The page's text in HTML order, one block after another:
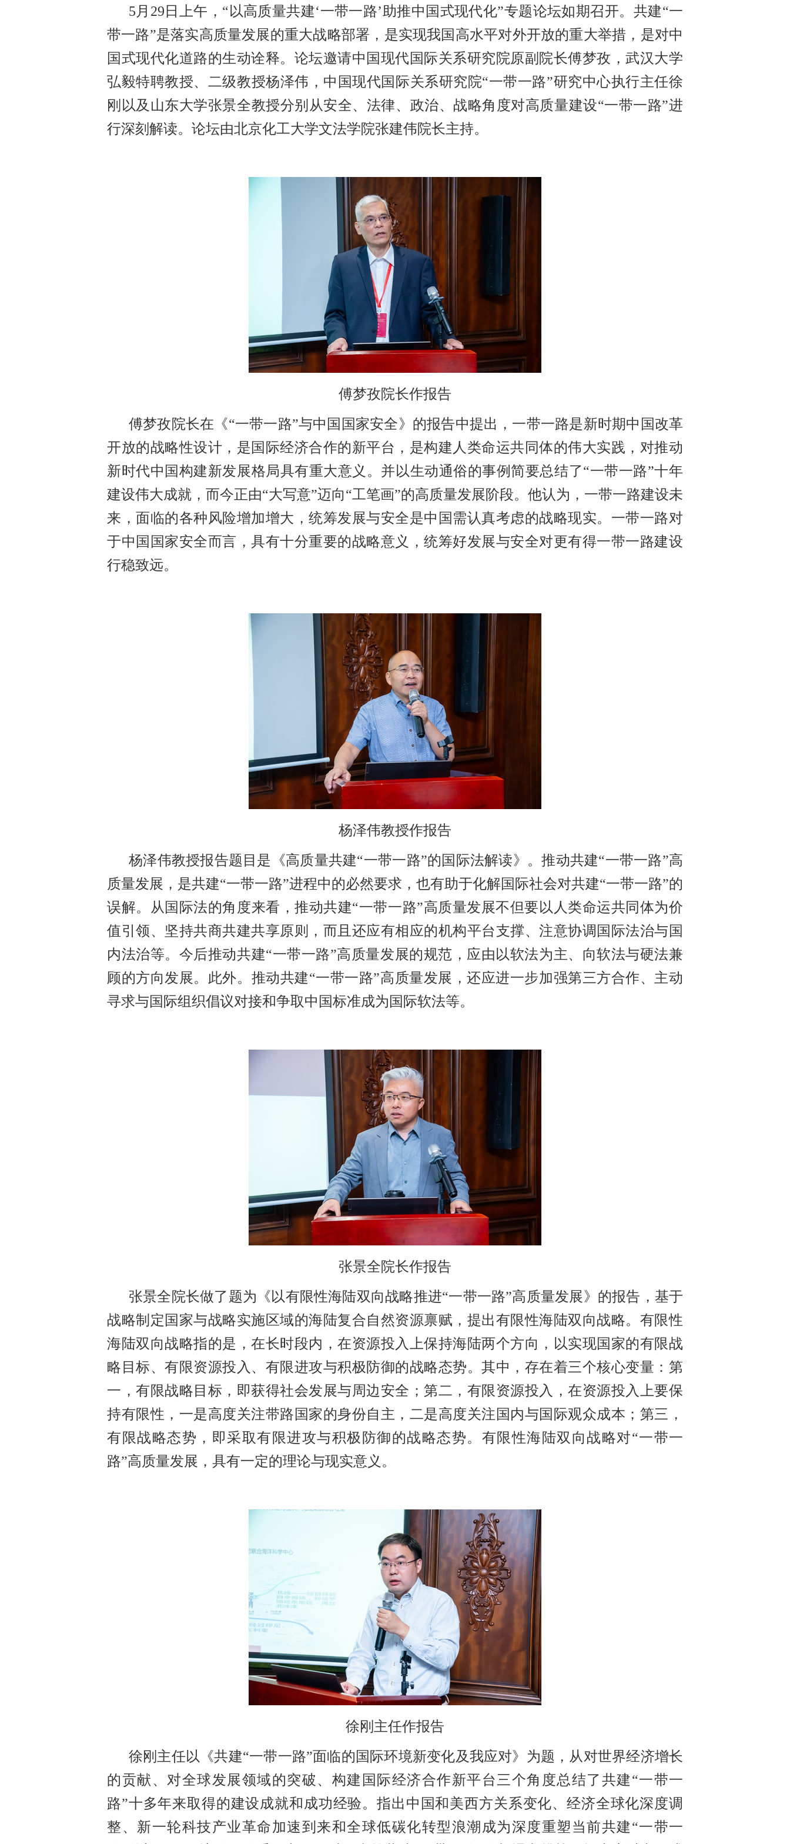
5月29日上午，“以高质量共建‘一带一路’助推中国式现代化”专题论坛如期召开。共建“一
带一路”是落实高质量发展的重大战略部署，是实现我国高水平对外开放的重大举措，是对中
国式现代化道路的生动诠释。论坛邀请中国现代国际关系研究院原副院长傅梦孜，武汉大学
弘毅特聘教授、二级教授杨泽伟，中国现代国际关系研究院“一带一路”研究中心执行主任徐
刚以及山东大学张景全教授分别从安全、法律、政治、战略角度对高质量建设“一带一路”进
行深刻解读。论坛由北京化工大学文法学院张建伟院长主持。
傅梦孜院长作报告
傅梦孜院长在《“一带一路”与中国国家安全》的报告中提出，一带一路是新时期中国改革
开放的战略性设计，是国际经济合作的新平台，是构建人类命运共同体的伟大实践，对推动
新时代中国构建新发展格局具有重大意义。并以生动通俗的事例简要总结了“一带一路”十年
建设伟大成就，而今正由“大写意”迈向“工笔画”的高质量发展阶段。他认为，一带一路建设未
来，面临的各种风险增加增大，统筹发展与安全是中国需认真考虑的战略现实。一带一路对
于中国国家安全而言，具有十分重要的战略意义，统筹好发展与安全对更有得一带一路建设
行稳致远。
杨泽伟教授作报告
杨泽伟教授报告题目是《高质量共建“一带一路”的国际法解读》。推动共建“一带一路”高
质量发展，是共建“一带一路”进程中的必然要求，也有助于化解国际社会对共建“一带一路”的
误解。从国际法的角度来看，推动共建“一带一路”高质量发展不但要以人类命运共同体为价
值引领、坚持共商共建共享原则，而且还应有相应的机构平台支撑、注意协调国际法治与国
内法治等。今后推动共建“一带一路”高质量发展的规范，应由以软法为主、向软法与硬法兼
顾的方向发展。此外。推动共建“一带一路”高质量发展，还应进一步加强第三方合作、主动
寻求与国际组织倡议对接和争取中国标准成为国际软法等。
张景全院长作报告
张景全院长做了题为《以有限性海陆双向战略推进“一带一路”高质量发展》的报告，基于
战略制定国家与战略实施区域的海陆复合自然资源禀赋，提出有限性海陆双向战略。有限性
海陆双向战略指的是，在长时段内，在资源投入上保持海陆两个方向，以实现国家的有限战
略目标、有限资源投入、有限进攻与积极防御的战略态势。其中，存在着三个核心变量：第
一，有限战略目标，即获得社会发展与周边安全；第二，有限资源投入，在资源投入上要保
持有限性，一是高度关注带路国家的身份自主，二是高度关注国内与国际观众成本；第三，
有限战略态势，即采取有限进攻与积极防御的战略态势。有限性海陆双向战略对“一带一
路”高质量发展，具有一定的理论与现实意义。
徐刚主任作报告
徐刚主任以《共建“一带一路”面临的国际环境新变化及我应对》为题，从对世界经济增长
的贡献、对全球发展领域的突破、构建国际经济合作新平台三个角度总结了共建“一带一
路”十多年来取得的建设成就和成功经验。指出中国和美西方关系变化、经济全球化深度调
整、新一轮科技产业革命加速到来和全球低碳化转型浪潮成为深度重塑当前共建“一带一